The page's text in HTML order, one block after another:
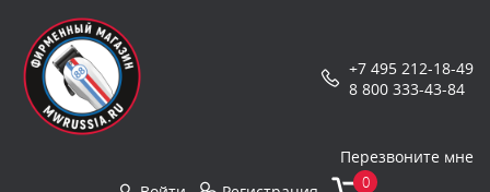
+7 495 212-18-49
8 800 333-43-84
Перезвоните мне
0